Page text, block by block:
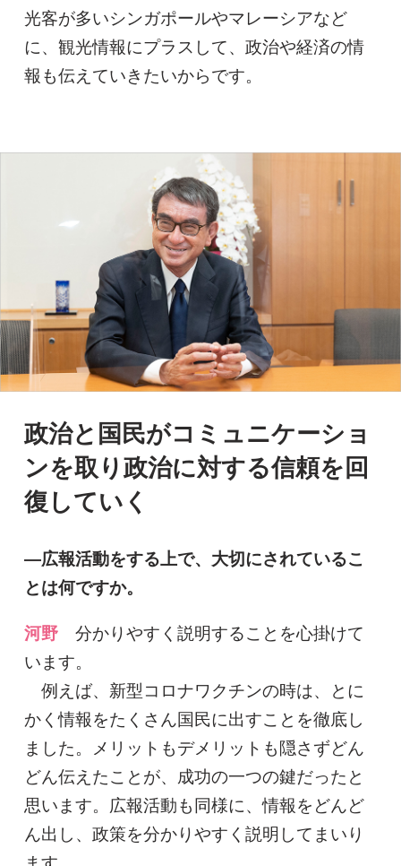
光客が多いシンガポールやマレーシアなど
に、観光情報にプラスして、政治や経済の情
報も伝えていきたいからです。
政治と国民がコミュニケーショ
ンを取り 政治に対する信頼を回
復していく
―広報活動をする上で、大切にされているこ
とは何ですか。
河野
分かりやすく説明することを心掛けて
います。
例えば、新型コロナワクチンの時は、とに
かく情報をたくさん国民に出すことを徹底し
ました。メリットもデメリットも隠さずどん
どん伝えたことが、成功の一つの鍵だったと
思います。広報活動も同様に、情報をどんど
ん出し、政策を分かりやすく説明してまいり